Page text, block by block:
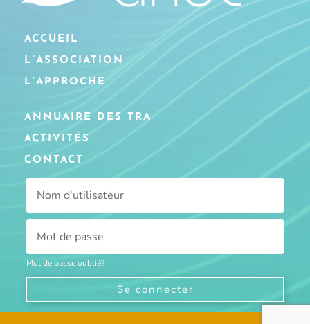
ACCUEIL
L’ASSOCIATION
L’APPROCHE
ANNUAIRE DES TRA
ACTIVITÉS
CONTACT
Mot de passe oublié?
Se connecter